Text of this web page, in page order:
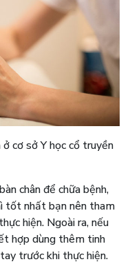
cơ sở Y học cổ truyền
chân để chữa bệnh,
tốt nhất bạn nên tham
hiện. Ngoài ra, nếu
hợp dùng thêm tinh
trước khi thực hiện.